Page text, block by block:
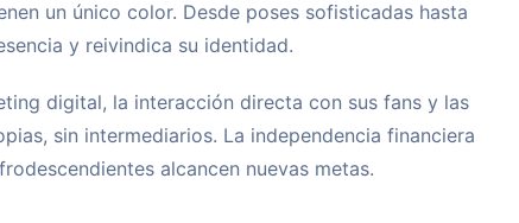
un único color. Desde poses sofisticadas hasta
y reivindica su identidad.
digital, la interacción directa con sus fans y las
sin intermediarios. La independencia financiera
alcancen nuevas metas.